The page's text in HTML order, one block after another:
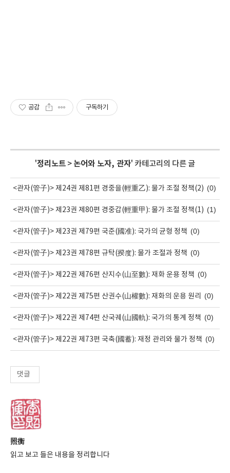
공감 구독하기
'정리노트 > 논어와 노자, 관자' 카테고리의 다른 글
<관자(管子)> 제24권 제81편 경중을(輕重乙): 물가 조절 정책(2) (0)
<관자(管子)> 제23권 제80편 경중갑(輕重甲): 물가 조절 정책(1) (1)
<관자(管子)> 제23권 제79편 국준(國准): 국가의 균형 정책 (0)
<관자(管子)> 제23권 제78편 규탁(揆度): 물가 조절과 정책 (0)
<관자(管子)> 제22권 제76편 산지수(山至數): 재화 운용 정책 (0)
<관자(管子)> 제22권 제75편 산권수(山權數): 재화의 운용 원리 (0)
<관자(管子)> 제22권 제74편 산국궤(山國軌): 국가의 통계 정책 (0)
<관자(管子)> 제22권 제73편 국축(國蓄): 재정 관리와 물가 정책 (0)
댓글
照衡
읽고 보고 들은 내용을 정리합니다